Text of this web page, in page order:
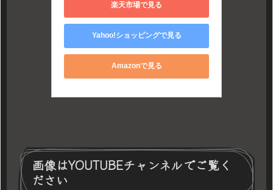
楽天市場で見る
Yahoo!ショッピングで見る
Amazonで見る
画像はYOUTUBEチャンネルでご覧く
ださい